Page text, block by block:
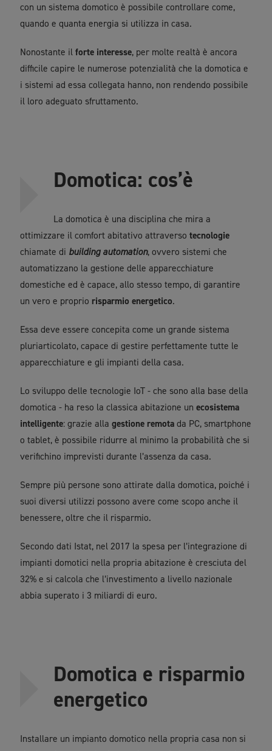
con un sistema domotico è possibile controllare come,
quando e quanta energia si utilizza in casa.
Nonostante ilforte interesse, per molte realtà è ancora
difficile capire le numerose potenzialità che la domotica e
i sistemi ad essa collegata hanno, non rendendo possibile
il loro adeguato sfruttamento.
Domotica: cos’è
La domotica è una disciplina che mira a
ottimizzare il comfort abitativo attraverso tecnologie
chiamate di building automation, ovvero sistemi che
automatizzano la gestione delle apparecchiature
domestiche ed è capace, allo stesso tempo, di garantire
un vero e proprio risparmio energetico.
Essa deve essere concepita come un grande sistema
pluriarticolato, capace di gestire perfettamente tutte le
apparecchiature e gli impianti della casa.
Lo sviluppo delle tecnologie IoT - che sono alla base della
domotica - ha reso la classica abitazione un ecosistema
intelligente: grazie alla gestione remotada PC, smartphone
o tablet, è possibile ridurre al minimo la probabilità che si
verifichino imprevisti durante l’assenza da casa.
Sempre più persone sono attirate dalla domotica, poiché i
suoi diversi utilizzi possono avere come scopo anche il
benessere, oltre che il risparmio.
Secondo dati Istat, nel 2017 la spesa per l’integrazione di
impianti domotici nella propria abitazione è cresciuta del
32% e si calcola che l’investimento a livello nazionale
abbia superato i 3 miliardi di euro.
Domotica e risparmio
energetico
Installare un impianto domotico nella propria casa non si